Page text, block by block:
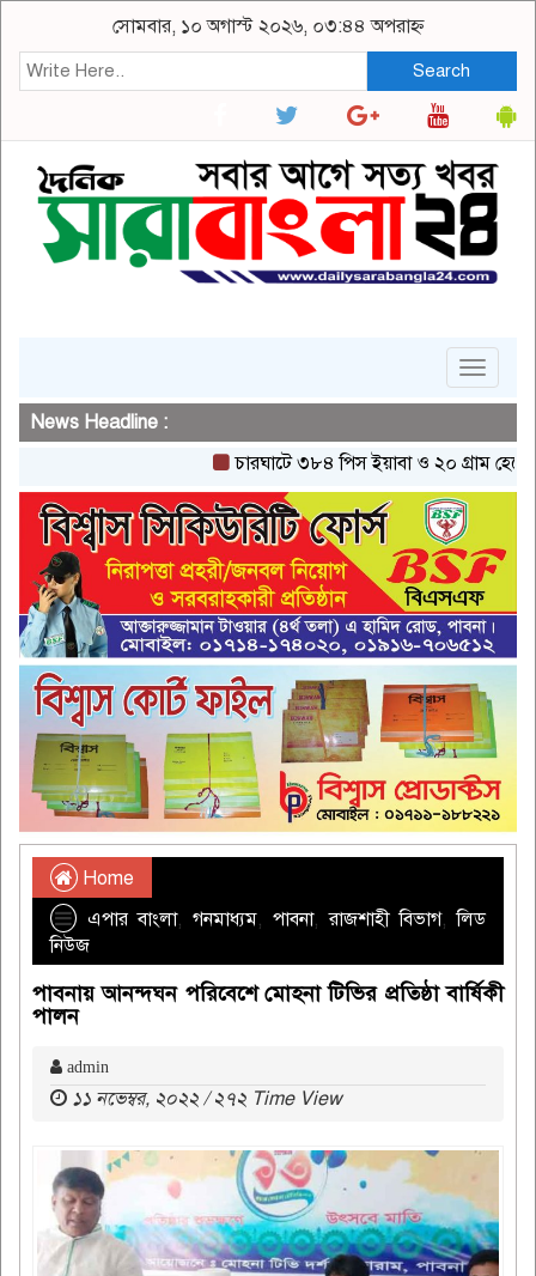
সোমবার, ১০ অগাস্ট ২০২৬, ০৩:৪৪ অপরাহ্ন
Search
Toggle
News Headline :
চারঘাটে ৩৮৪ পিস ইয়াবা ও ২০ গ্রাম
Home
এপার বাংলা,গনমাধ্যম, পাবনা,রাজশাহী বিভাগ,লিড
নিউজ
পাবনায় আনন্দঘন পরিবেশে মোহনা টিভির প্রতিষ্ঠা বার্ষিকী
পালন
admin
১১ নভেম্বর, ২০২২ / ২৭২ Time View